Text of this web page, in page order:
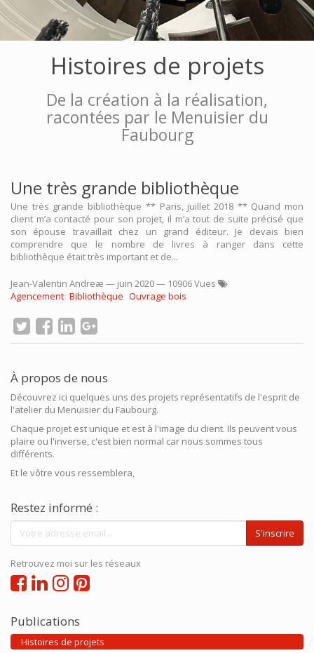
Histoires de projets
De la création à la réalisation,
racontées par le Menuisier du
Faubourg
Une très grande bibliothèque
Une très grande bibliothèque ** Paris, juillet 2018 ** Quand mon
client m’a contacté pour son projet, il m’a tout de suite précisé que
son épouse travaillait chez un grand éditeur. Je devais bien
comprendre que le nombre de livres à ranger dans cette
bibliothèque était très important et de...
Jean-Valentin Andreæ — juin 2020— 10906 Vues
Agencement Bibliothèque Ouvrage bois
À propos de nous
Découvrez ici quelques uns des projets représentatifs de l'esprit de
l'atelier du Menuisier du Faubourg.
Chaque projet est unique et est à l'image du client. Ils peuvent vous
plaire ou l'inverse, c'est bien normal car nous sommes tous
différents.
Et le vôtre vous ressemblera,
Restez informé :
S'inscrire
Retrouvez moi sur les réseaux
Publications
Histoires de projets